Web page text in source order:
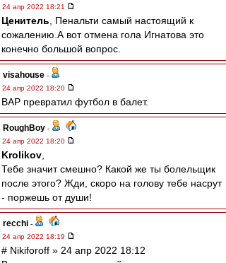
24 апр 2022 18:21
Ценитель , Пенальти самый настоящий к
сожалению.А вот отмена гола Игнатова это
конечно большой вопрос.
visahouse -
24 апр 2022 18:20
ВАР превратил футбол в балет.
RoughBoy -
24 апр 2022 18:20
Krolikov
Тебе значит смешно? Какой же ты болельщик
после этого? Жди, скоро на голову тебе насрут
- поржешь от души!
recchi -
24 апр 2022 18:19
# Nikiforoff » 24 апр 2022 18:12